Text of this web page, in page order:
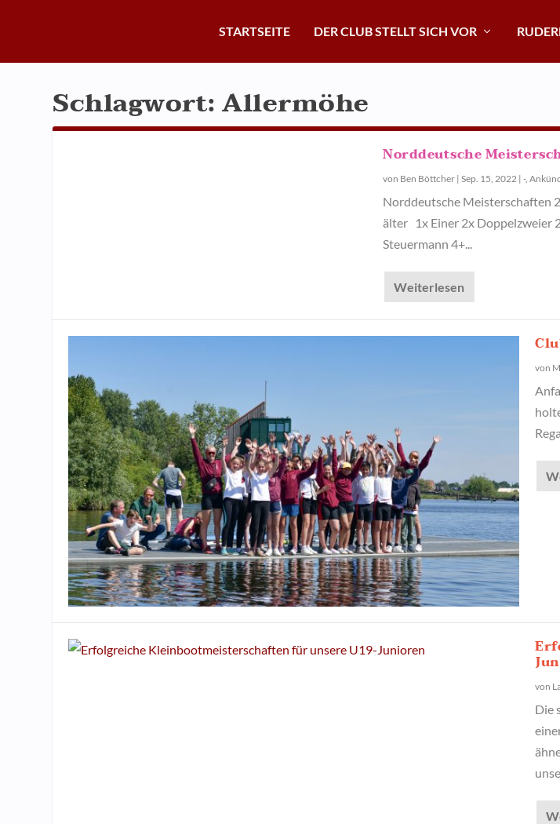
STARTSEITE DER CLUB STELLT SICH VOR
Schlagwort:Allermöhe
Norddeutsche
von Ben Böttcher |Sep. 15, 2022 |-,
Norddeutsche Meisterschaften
älter 1x Einer 2x Doppelzweier
Steuermann 4+...
Weiterlesen
von
von
Die